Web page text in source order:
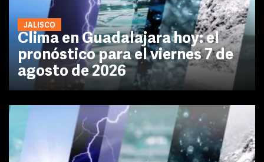
JALISCO
Clima en Guadalajara hoy: el
pronóstico para el viernes 7 de
agosto de 2026